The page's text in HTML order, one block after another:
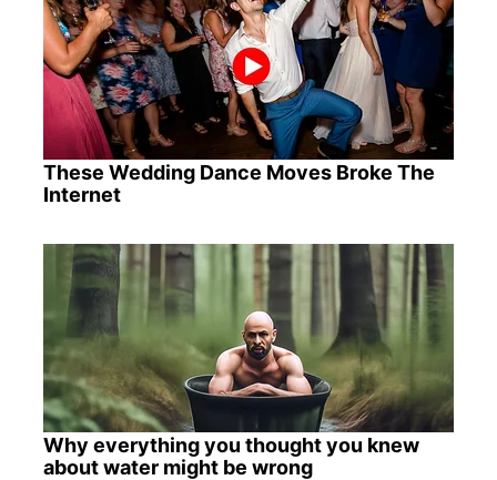
These Wedding Dance Moves Broke The
Internet
Why everything you thought you knew
about water might be wrong